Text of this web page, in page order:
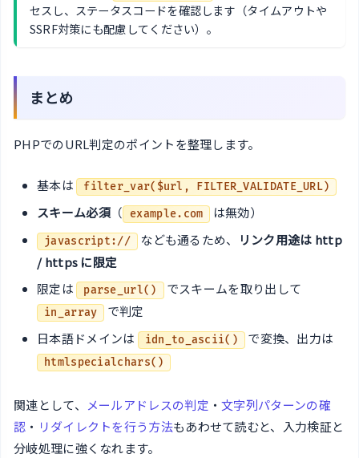
セスし、ステータスコードを確認します（タイムアウトや
SSRF対策にも配慮してください）。
まとめ
PHPでのURL判定のポイントを整理します。
基本は filter_var($url, FILTER_VALIDATE_URL)
スキーム必須（ example.com は無効）
javascript:// なども通るため、
リンク用途は http
/ https に限定
限定は
parse_url() でスキームを取り出して
in_array
で判定
日本語ドメインは
idn_to_ascii() で変換、出力は
htmlspecialchars()
関連として、 メールアドレスの判定 ・文字列パターンの確
認 ・ リダイレクトを行う方法もあわせて読むと、入力検証と
分岐処理に強くなれます。